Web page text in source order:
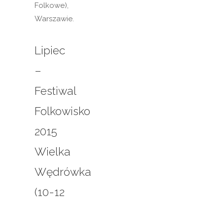
Folkowe),
Warszawie.
Lipiec
–
Festiwal
Folkowisko
2015
Wielka
Wędrówka
(10-12